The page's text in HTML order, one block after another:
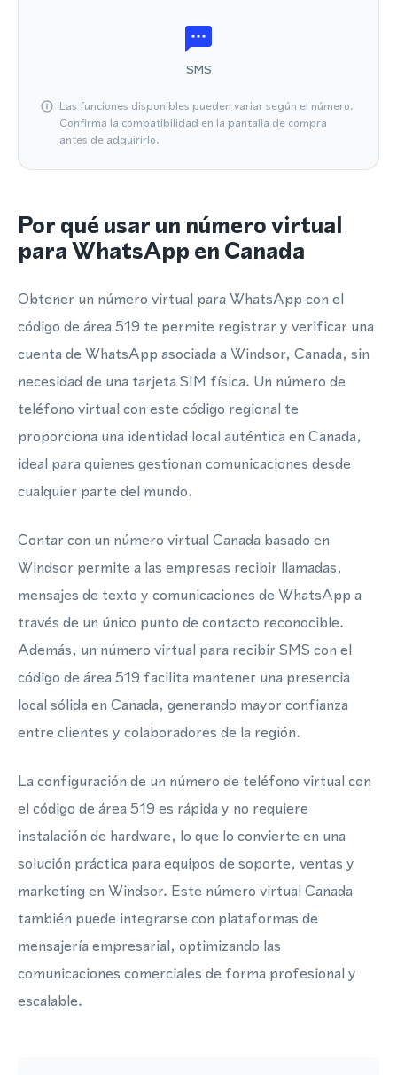
SMS
Las funciones disponibles pueden variar según el número.
Confirma la compatibilidad en la pantalla de compra
antes de adquirirlo.
Por qué usar un número virtual
para WhatsApp en Canada
Obtener un número virtual para WhatsApp con el
código de área 519 te permite registrar y verificar una
cuenta de WhatsApp asociada a Windsor, Canada, sin
necesidad de una tarjeta SIM física. Un número de
teléfono virtual con este código regional te
proporciona una identidad local auténtica en Canada,
ideal para quienes gestionan comunicaciones desde
cualquier parte del mundo.
Contar con un número virtual Canada basado en
Windsor permite a las empresas recibir llamadas,
mensajes de texto y comunicaciones de WhatsApp a
través de un único punto de contacto reconocible.
Además, un número virtual para recibir SMS con el
código de área 519 facilita mantener una presencia
local sólida en Canada, generando mayor confianza
entre clientes y colaboradores de la región.
La configuración de un número de teléfono virtual con
el código de área 519 es rápida y no requiere
instalación de hardware, lo que lo convierte en una
solución práctica para equipos de soporte, ventas y
marketing en Windsor. Este número virtual Canada
también puede integrarse con plataformas de
mensajería empresarial, optimizando las
comunicaciones comerciales de forma profesional y
escalable.